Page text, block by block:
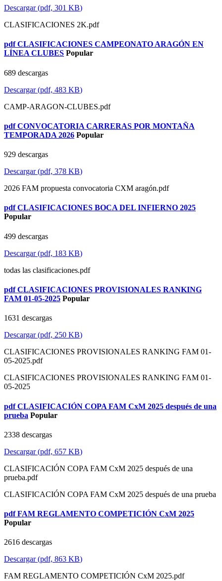
Descargar(pdf, 301 KB)
CLASIFICACIONES 2K.pdf
pdf CLASIFICACIONES CAMPEONATO ARAGÓN EN
LÍNEA CLUBES Popular
689 descargas
Descargar(pdf, 483 KB)
CAMP-ARAGON-CLUBES.pdf
pdf CONVOCATORIA CARRERAS POR MONTAÑA
TEMPORADA 2026 Popular
929 descargas
Descargar(pdf, 378 KB)
2026 FAM propuesta convocatoria CXM aragón.pdf
pdf CLASIFICACIONES BOCA DEL INFIERNO 2025
Popular
499 descargas
Descargar(pdf, 183 KB)
todas las clasificaciones.pdf
pdf CLASIFICACIONES PROVISIONALES RANKING
FAM 01-05-2025 Popular
1631 descargas
Descargar(pdf, 250 KB)
CLASIFICACIONES PROVISIONALES RANKING FAM 01-
05-2025.pdf
CLASIFICACIONES PROVISIONALES RANKING FAM 01-
05-2025
pdf CLASIFICACIÓN COPA FAM CxM 2025 después de una
prueba Popular
2338 descargas
Descargar(pdf, 657 KB)
CLASIFICACIÓN COPA FAM CxM 2025 después de una
prueba.pdf
CLASIFICACIÓN COPA FAM CxM 2025 después de una prueba
pdf FAM REGLAMENTO COMPETICIÓN CxM 2025
Popular
2616 descargas
Descargar(pdf, 863 KB)
FAM REGLAMENTO COMPETICIÓN CxM 2025.pdf